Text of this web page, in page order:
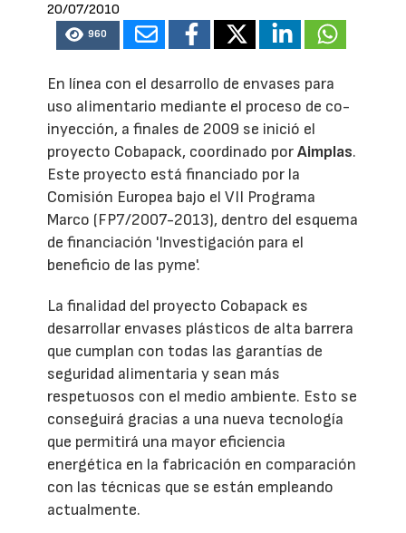
20/07/2010
960
En línea con el desarrollo de envases para
uso alimentario mediante el proceso de co-
inyección, a finales de 2009 se inició el
proyecto Cobapack, coordinado porAimplas.
Este proyecto está financiado por la
Comisión Europea bajo el VII Programa
Marco (FP7/2007-2013), dentro del esquema
de financiación 'Investigación para el
beneficio de las pyme'.
La finalidad del proyecto Cobapack es
desarrollar envases plásticos de alta barrera
que cumplan con todas las garantías de
seguridad alimentaria y sean más
respetuosos con el medio ambiente. Esto se
conseguirá gracias a una nueva tecnología
que permitirá una mayor eficiencia
energética en la fabricación en comparación
con las técnicas que se están empleando
actualmente.